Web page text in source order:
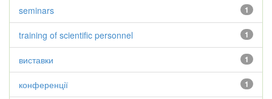
1
seminars
1
training of scientific personnel
1
виставки
1
конференції